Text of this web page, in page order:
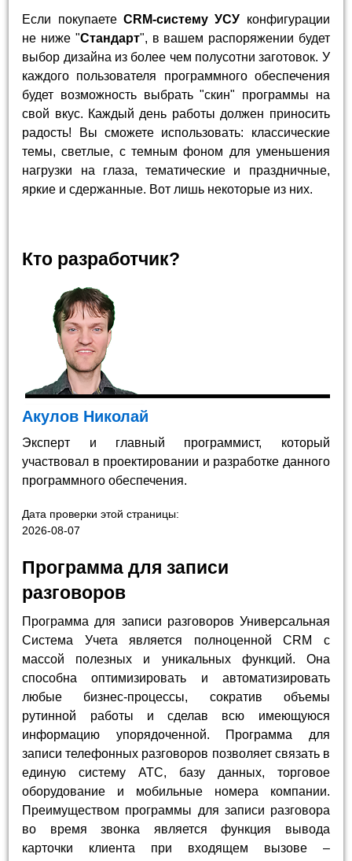
Если покупаете CRM-систему УСУ конфигурации
не ниже "Стандарт", в вашем распоряжении будет
выбор дизайна из более чем полусотни заготовок. У
каждого пользователя программного обеспечения
будет возможность выбрать "скин" программы на
свой вкус. Каждый день работы должен приносить
радость! Вы сможете использовать: классические
темы, светлые, с темным фоном для уменьшения
нагрузки на глаза, тематические и праздничные,
яркие и сдержанные. Вот лишь некоторые из них.
Кто разработчик?
Акулов Николай
Эксперт и главный программист, который
участвовал в проектировании и разработке данного
программного обеспечения.
Дата проверки этой страницы:
2026-08-07
Программа для записи
разговоров
Программа для записи разговоров Универсальная
Система Учета является полноценной CRM с
массой полезных и уникальных функций. Она
способна оптимизировать и автоматизировать
любые бизнес-процессы, сократив объемы
рутинной работы и сделав всю имеющуюся
информацию упорядоченной. Программа для
записи телефонных разговоров позволяет связать в
единую систему АТС, базу данных, торговое
оборудование и мобильные номера компании.
Преимуществом программы для записи разговора
во время звонка является функция вывода
карточки клиента при входящем вызове –